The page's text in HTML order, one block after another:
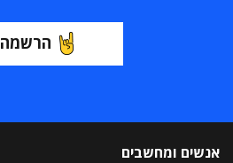
הרשמה
אנשים ומחשבים